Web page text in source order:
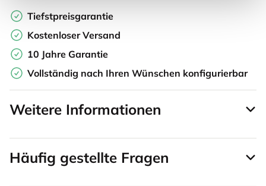
Tiefstpreisgarantie
Kostenloser Versand
10 Jahre Garantie
Vollständig nach Ihren Wünschen konfigurierbar
Weitere Informationen
Häufig gestellte Fragen